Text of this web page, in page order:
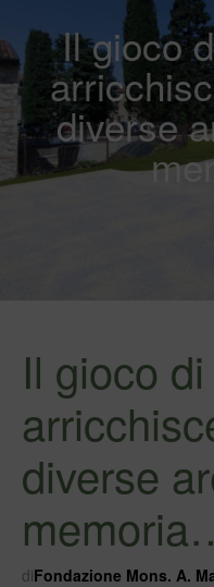
Il gioco
diverse
Il gioco
diverse
diFondazione Mons. A.